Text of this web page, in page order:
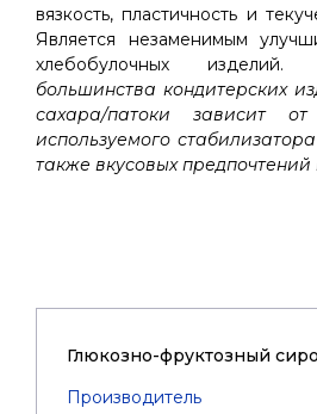
вязкость, пластичность и
Является незаменимым
хлебобулочных изделий.
большинства кондитерских
сахара/патоки зависит
используемого
также вкусовых предпочтений
Глюкозно-фруктозный
Производитель